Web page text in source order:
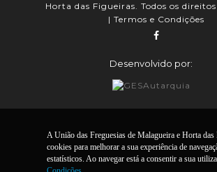
Horta das Figueiras. Todos os
| Termos e Condições
Desenvolvido por:
A União das Freguesias de Malagueira e Horta
cookies para melhorar a sua experiência de
estatísticos. Ao navegar está a consentir a sua